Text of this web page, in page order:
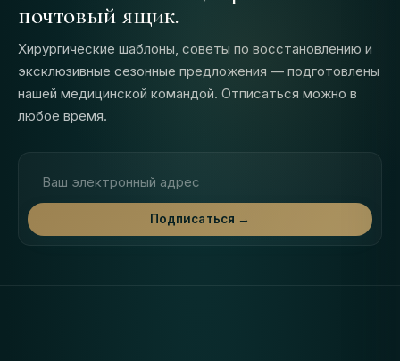
почтовый ящик.
Хирургические шаблоны, советы по восстановлению и
эксклюзивные сезонные предложения — подготовлены
нашей медицинской командой. Отписаться можно в
любое время.
Подписаться →